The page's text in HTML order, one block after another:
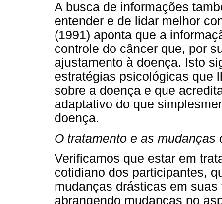
A busca de informações
entender e de lidar melhor
(1991) aponta que a
controle do câncer que, por
ajustamento à doença. Isto
estratégias psicológicas que
sobre a doença e que
adaptativo do que
doença.
O tratamento e as mudanças
Verificamos que estar em
cotidiano dos participantes,
mudanças drásticas em
abrangendo mudanças no